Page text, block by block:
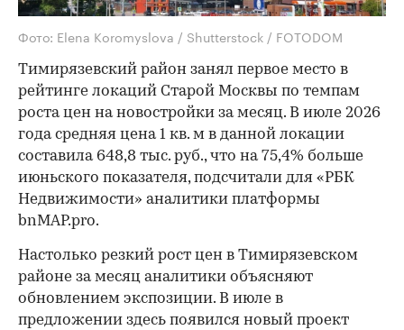
Фото: Elena Koromyslova / Shutterstock / FOTODOM
Тимирязевский район занял первое место в
рейтинге локаций Старой Москвы по темпам
роста цен на новостройки за месяц. В июле 2026
года средняя цена 1 кв. м в данной локации
составила 648,8 тыс. руб., что на 75,4% больше
июньского показателя, подсчитали для «РБК
Недвижимости» аналитики платформы
bnMAP.pro.
Настолько резкий рост цен в Тимирязевском
районе за месяц аналитики объясняют
обновлением экспозиции. В июле в
предложении здесь появился новый проект